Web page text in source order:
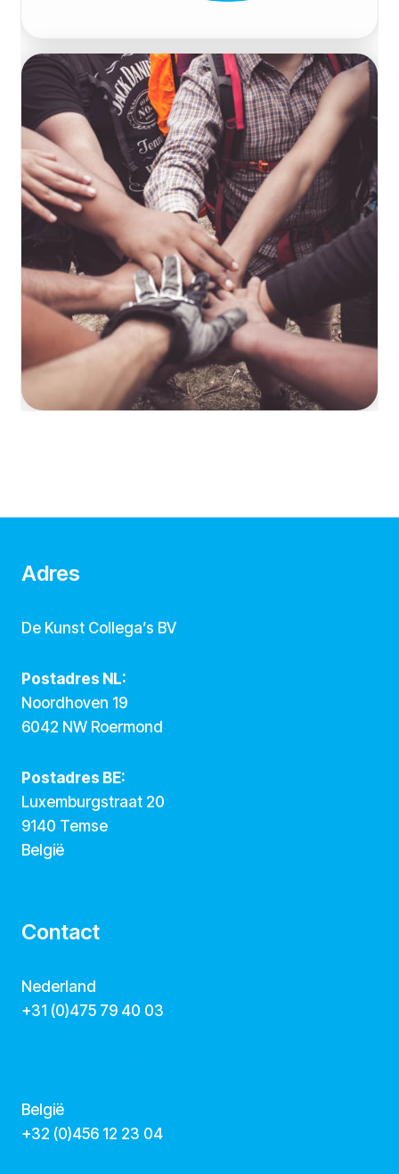
Adres
De Kunst Collega’s BV
Postadres NL:
Noordhoven 19
6042 NW Roermond
Postadres BE:
Luxemburgstraat 20
9140 Temse
België
Contact
Nederland
+31 (0)475 79 40 03
België
‭+32 (0)456 12 23 04‬